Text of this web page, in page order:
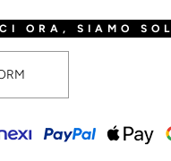
ORA, SIAMO